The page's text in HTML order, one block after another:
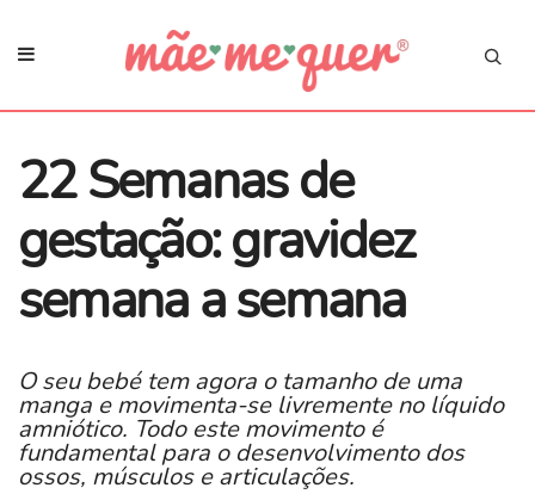
22 Semanas de
gestação: gravidez
semana a semana
O seu bebé tem agora o tamanho de uma
manga e movimenta-se livremente no líquido
amniótico. Todo este movimento é
fundamental para o desenvolvimento dos
ossos, músculos e articulações.